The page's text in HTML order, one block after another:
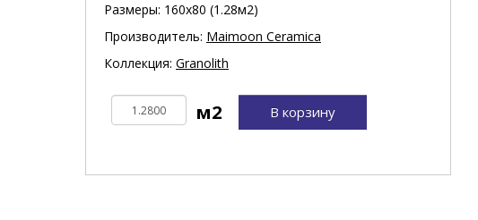
Размеры: 160х80 (1.28м2)
Производитель: Maimoon Ceramica
Коллекция: Granolith
В корзину